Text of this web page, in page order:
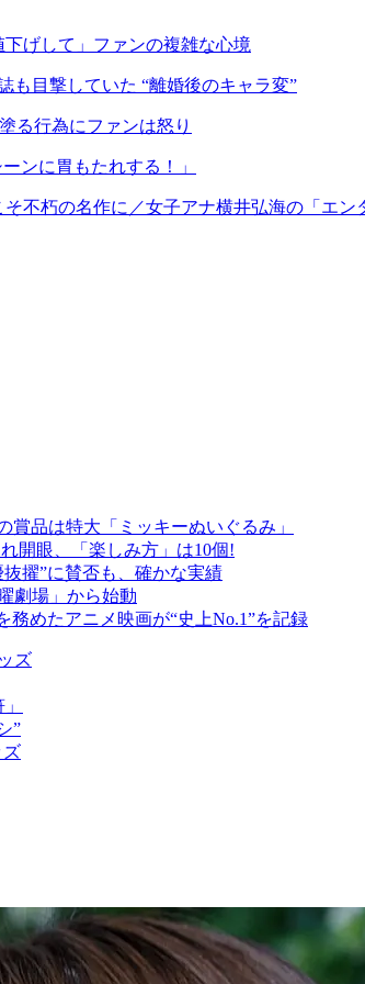
げして」ファンの複雑な心境
も目撃していた “離婚後のキャラ変”
る行為にファンは怒り
ンに胃もたれする！」
不朽の名作に／女子アナ横井弘海の「エン
品は特大「ミッキーぬいぐるみ」
開眼、「楽しみ方」は10個!
擢”に賛否も、確かな実績
劇場」から始動
めたアニメ映画が“史上No.1”を記録
ズ
”
ズ